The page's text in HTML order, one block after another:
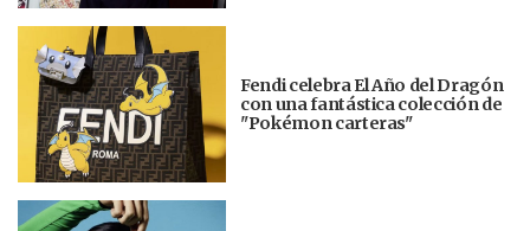
Fendi celebra El Año del Dragón
con una fantástica colección de
"Pokémon carteras"